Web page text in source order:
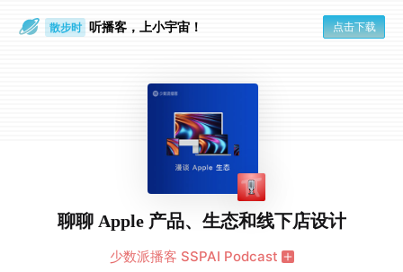
散步时 听播客，上小宇宙！ 点击下载
聊聊 Apple 产品、生态和线下店设计
少数派播客 SSPAI Podcast